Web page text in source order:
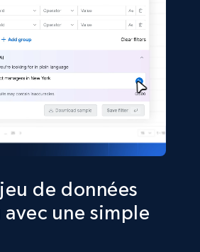
Initial price, Final
stock, Color, Size, and more.
de données
une simple